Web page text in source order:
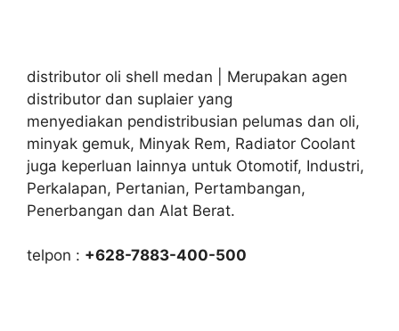
distributor oli shell medan | Merupakan agen
distributor dan suplaier yang
menyediakan pendistribusian pelumas dan oli,
minyak gemuk, Minyak Rem, Radiator Coolant
juga keperluan lainnya untuk Otomotif, Industri,
Perkalapan, Pertanian, Pertambangan,
Penerbangan dan Alat Berat.
telpon : +628-7883-400-500